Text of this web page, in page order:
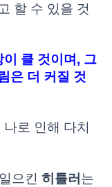
할 수 있을 것
클 것이며, 그
은 더 커질 것
로 인해 다치
으킨 히틀러 는